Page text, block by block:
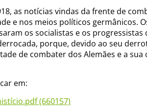
as notícias vindas da frente de
e nos meios políticos germânicos.
os socialistas e os progressistas
porque, devido ao seu
de combater dos Alemães e a sua
em:
(660157)